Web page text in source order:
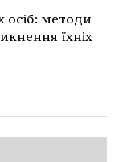
осіб: методи
їхніх